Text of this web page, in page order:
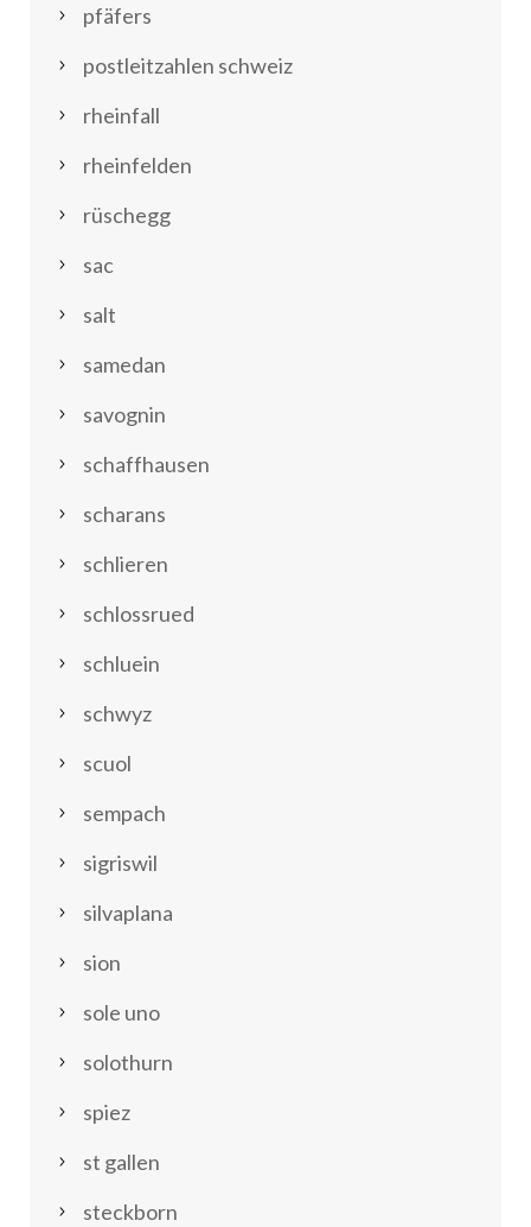
pfäfers
postleitzahlen schweiz
rheinfall
rheinfelden
rüschegg
sac
salt
samedan
savognin
schaffhausen
scharans
schlieren
schlossrued
schluein
schwyz
scuol
sempach
sigriswil
silvaplana
sion
sole uno
solothurn
spiez
st gallen
steckborn